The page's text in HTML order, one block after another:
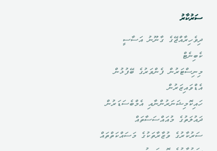
ސަރުކާރު
ދިވެހިރާއްޖޭގެ ގާނޫނު އަސާސީ
ކެބިނެޓް
މިނިސްޓަރުން ފެންވަރުގެ ބޭފުޅުން
އެޑްވައިޒަރުން
ހައިކޮމިޝަނަރުންނާއި އެމްބެސަޑަރުން
ދައުލަތުގެ މުއައްސަސާތައް
ސަރުކާރުގެ ވުޒާރާތަކުގެ މަސައްކަތްތައް